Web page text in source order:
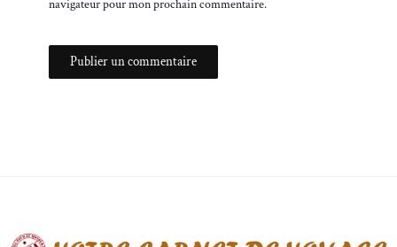
navigateur pour mon prochain commentaire.